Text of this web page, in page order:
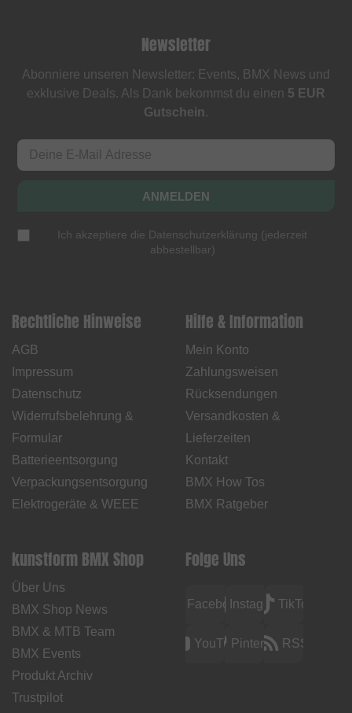
Newsletter
Abonniere unseren Newsletter: Events, BMX News und
exklusive Deals. Als Dank bekommst du einen 5 EUR
Gutschein.
ANMELDEN
Ich akzeptiere die Datenschutzerklärung (jederzeit
abbestellbar)
Rechtliche Hinweise
AGB
Impressum
Datenschutz
Widerrufsbelehrung &
Formular
Batterieentsorgung
Verpackungsentsorgung
Elektrogeräte & WEEE
Hilfe & Information
Mein Konto
Zahlungsweisen
Rücksendungen
Versandkosten &
Lieferzeiten
Kontakt
BMX How Tos
BMX Ratgeber
kunstform BMX Shop
Über Uns
BMX Shop News
BMX & MTB Team
BMX Events
Produkt Archiv
Trustpilot
Folge Uns
FacebookInstagramTikTok
YouTubePinterest RSS